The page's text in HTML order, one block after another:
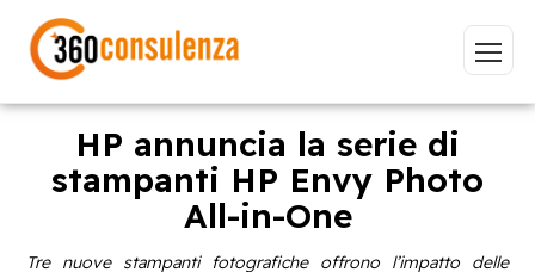
Vai
HP annuncia la serie di
stampanti HP Envy Photo
All-in-One
Tre nuove stampanti fotografiche offrono l’impatto delle